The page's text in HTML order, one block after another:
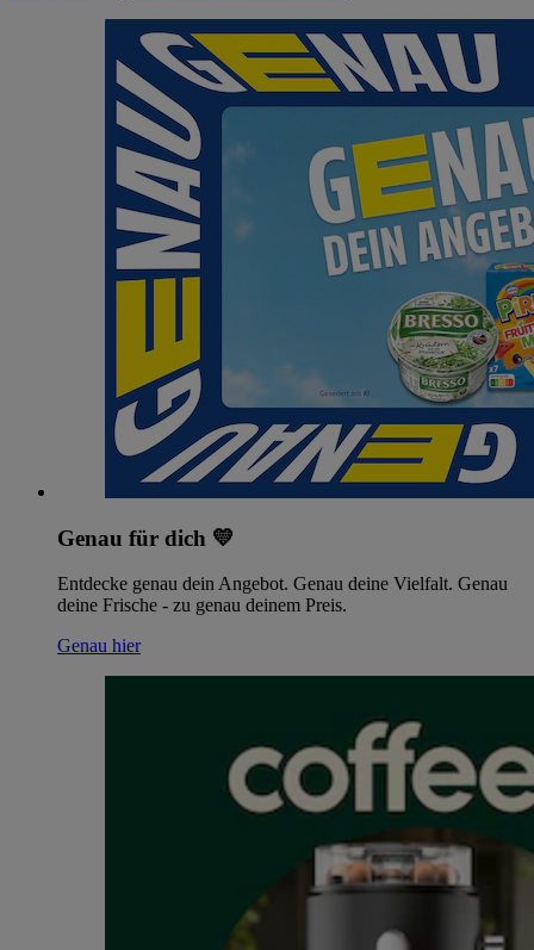
Genau für dich 💛
Entdecke genau dein Angebot. Genau deine Vielfalt. Genau
deine Frische - zu genau deinem Preis.
Genau hier